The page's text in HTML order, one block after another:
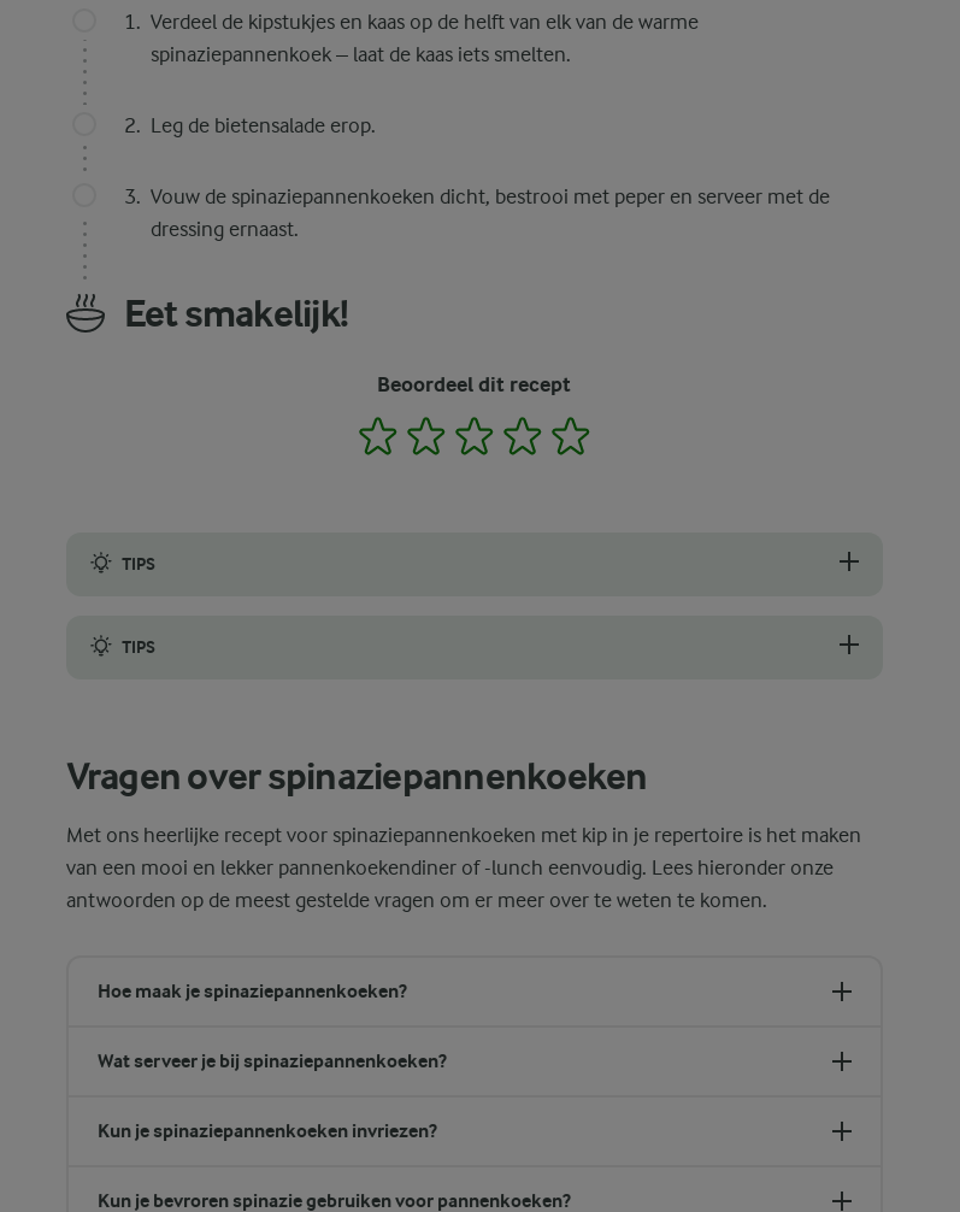
Verdeel de kipstukjes en kaas op de helft van elk van de warme
spinaziepannenkoek – laat de kaas iets smelten.
Leg de bietensalade erop.
Vouw de spinaziepannenkoeken dicht, bestrooi met peper en serveer met de
dressing ernaast.
Eet smakelijk!
Beoordeel dit recept
1 2 3 4
TIPS
TIPS
Vragen over spinaziepannenkoeken
Met ons heerlijke recept voor spinaziepannenkoeken met kip in je repertoire is het maken
van een mooi en lekker pannenkoekendiner of -lunch eenvoudig. Lees hieronder onze
antwoorden op de meest gestelde vragen om er meer over te weten te komen.
Hoe maak je spinaziepannenkoeken?
Wat serveer je bij spinaziepannenkoeken?
Kun je spinaziepannenkoeken invriezen?
Kun je bevroren spinazie gebruiken voor pannenkoeken?